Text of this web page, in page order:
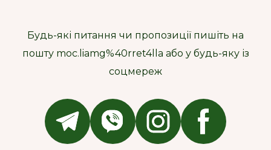
Будь-які питання чи пропозиції пишіть на
пошту moc.liamg%40rret4lla або у будь-яку із
соцмереж